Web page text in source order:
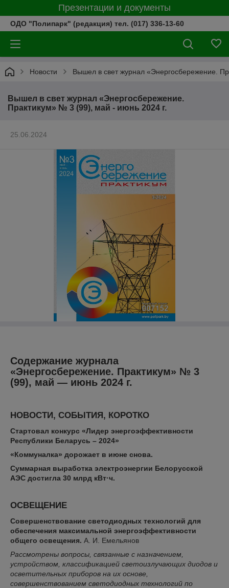
Презентации и документы
ОДО "Полипарк" (редакция) тел. (017) 336-13-60
Новости Вышел в свет журнал «Энергосбережение.
Вышел в свет журнал «Энергосбережение.
Практикум» № 3 (99), май - июнь 2024 г.
25.06.2024
Содержание журнала
«Энергосбережение. Практикум» № 3
(99), май ― июнь 2024 г.
НОВОСТИ, СОБЫТИЯ, КОРОТКО
Стартовал конкурс «Лидер энергоэффективности
Республики Беларусь – 2024»
«Коммуналка» дорожает в июне снова.
Суммарная выработка электроэнергии Белорусской
АЭС достигла 30 млрд кВт·ч.
ОСВЕЩЕНИЕ
Совершенствование светодиодных технологий для
обеспечения максимальной энергоэффективности
общего освещения. А. И. Емельянов
Рассмотрены вопросы, связанные с назначением,
устройством, классификацией светоизлучающих диодов и
осветительных приборов на их основе,
совершенствованием светодиодных технологий по